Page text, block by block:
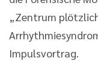
„Zentrum
Impulsvortrag.